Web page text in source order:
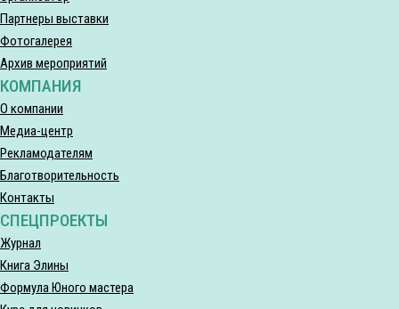
Партнеры выставки
Фотогалерея
Архив мероприятий
КОМПАНИЯ
О компании
Медиа-центр
Рекламодателям
Благотворительность
Контакты
СПЕЦПРОЕКТЫ
Журнал
Книга Элины
Формула Юного мастера